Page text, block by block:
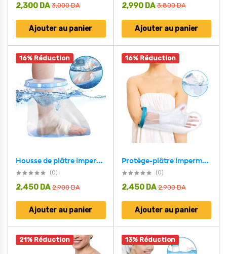
3,000DA
2,300 DA
Ajouter au panier
3,800DA
2,990 DA
Ajouter au panier
16% Réduction
Housse de plâtre imperméable pour la douche protection demi pied adulte – غطاء عازل للمياه للرجل المكسورة
(0)
2,900DA
2,450 DA
Ajouter au panier
16% Réduction
Protège-plâtre imperméable demi bras pour pour adulte – غطاء عازل للمياه لليد المكسولة
(0)
2,900DA
2,450 DA
Ajouter au panier
21% Réduction 13% Réduction